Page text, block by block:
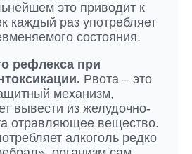
это приводит к
каждый раз употребляет
состояния.
рефлекса при
Рвота – это
механизм,
вывести из желудочно-
отравляющее вещество.
алкоголь редко